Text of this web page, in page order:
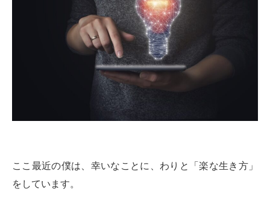
ここ最近の僕は、幸いなことに、わりと「楽な生き方」
をしています。